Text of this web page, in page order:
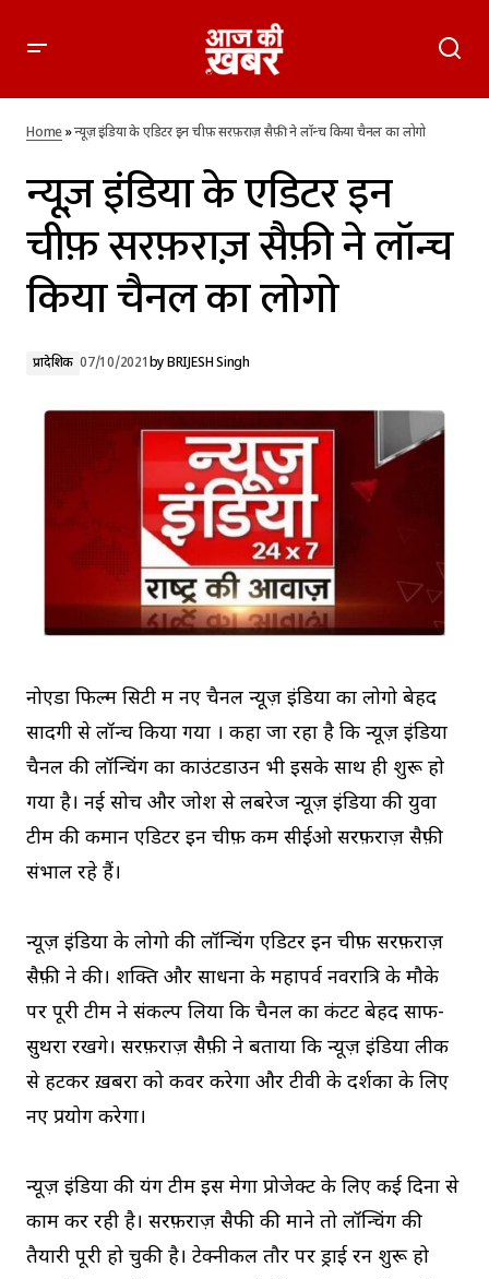
लोगो
Home»न्यूज़ इंडिया के एडिटर इन चीफ़ सरफ़राज़ सैफ़ी ने लॉन्च किया चैनल का लोगो
न्यूज़ इंडिया के एडिटर इन
चीफ़ सरफ़राज़ सैफ़ी ने लॉन्च
किया चैनल का लोगो
प्रादेशिक 07/10/2021byBRIJESH Singh
नोएडा फिल्म सिटी में नए चैनल न्यूज़ इंडिया का लोगो बेहद
सादगी से लॉन्च किया गया । कहा जा रहा है कि न्यूज़ इंडिया
चैनल की लॉन्चिंग का काउंटडाउन भी इसके साथ ही शुरू हो
गया है। नई सोच और जोश से लबरेज न्यूज़ इंडिया की युवा
टीम की कमान एडिटर इन चीफ़ कम सीईओ सरफ़राज़ सैफ़ी
संभाल रहे हैं।
न्यूज़ इंडिया के लोगो की लॉन्चिंग एडिटर इन चीफ़ सरफ़राज़
सैफ़ी ने की। शक्ति और साधना के महापर्व नवरात्रि के मौके
पर पूरी टीम ने संकल्प लिया कि चैनल का कंटेंट बेहद साफ-
सुथरा रखेंगे। सरफ़राज़ सैफ़ी ने बताया कि न्यूज़ इंडिया लीक
से हटकर ख़बरों को कवर करेगा और टीवी के दर्शकों के लिए
नए प्रयोग करेगा।
न्यूज़ इंडिया की यंग टीम इस मेगा प्रोजेक्ट के लिए कई दिनों से
काम कर रही है। सरफ़राज़ सैफी की माने तो लॉन्चिंग की
तैयारी पूरी हो चुकी है। टेक्नीकल तौर पर ड्राई रन शुरू हो